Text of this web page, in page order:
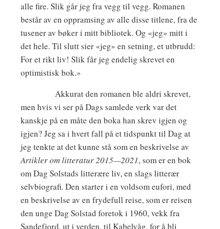
alle fire. Slik går jeg fra vegg til vegg. Romanen
består av en oppramsing av alle disse titlene, fra de
tusener av bøker i mitt bibliotek. Og «jeg» mitt i
det hele. Til slutt sier «jeg» en setning, et utbrudd:
For et rikt liv! Slik får jeg endelig skrevet en
optimistisk bok.»
Akkurat den romanen ble aldri skrevet,
men hvis vi ser på Dags samlede verk var det
kanskje på en måte den boka han skrev igjen og
igjen? Jeg sa i hvert fall på et tidspunkt til Dag at
jeg tenkte at det kunne stå som en beskrivelse av
Artikler om litteratur 2015—2021, som er en bok
om Dag Solstads litterære liv, en slags litterær
selvbiografi. Den starter i en voldsom eufori, med
en beskrivelse av en frydefull reise, som er reisen
den unge Dag Solstad foretok i 1960, vekk fra
Sandefjord, ut i verden, til Kabelvåg, for å bli